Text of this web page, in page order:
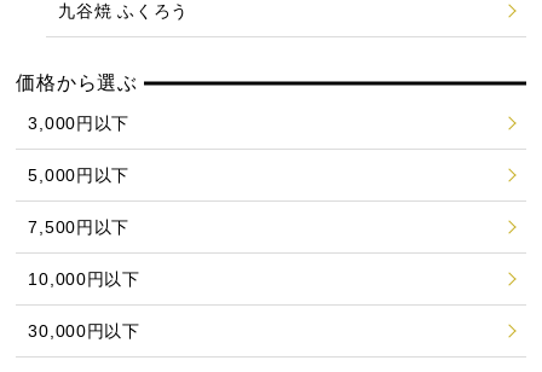
九谷焼 ふくろう
価格から選ぶ
3,000円以下
5,000円以下
7,500円以下
10,000円以下
30,000円以下